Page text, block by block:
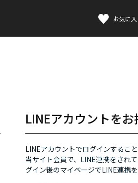
お気に入
LINEアカウントを
LINEアカウントでログインすること
当サイト会員で、LINE連携をされ
グイン後のマイページでLINE連携